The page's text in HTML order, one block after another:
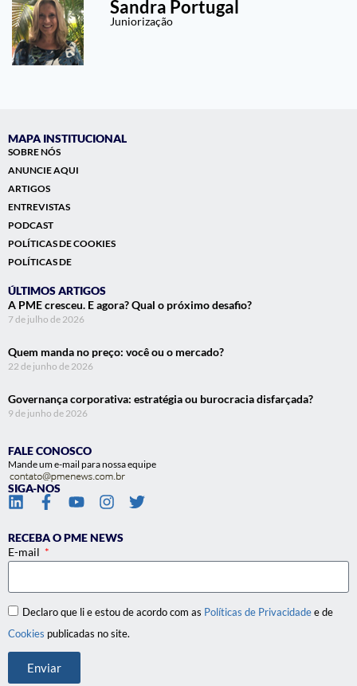
Sandra Portugal
Juniorização
MAPA INSTITUCIONAL
SOBRE NÓS
ANUNCIE AQUI
ARTIGOS
ENTREVISTAS
PODCAST
POLÍTICAS DE COOKIES
POLÍTICAS DE
ÚLTIMOS ARTIGOS
A PME cresceu. E agora? Qual o próximo desafio?
7 de julho de 2026
Quem manda no preço: você ou o mercado?
22 de junho de 2026
Governança corporativa: estratégia ou burocracia disfarçada?
9 de junho de 2026
FALE CONOSCO
Mande um e-mail para nossa equipe
SIGA-NOS
RECEBA O PME NEWS
E-mail
Declaro que li e estou de acordo com as Políticas de Privacidadee de
Cookies publicadas no site.
Enviar